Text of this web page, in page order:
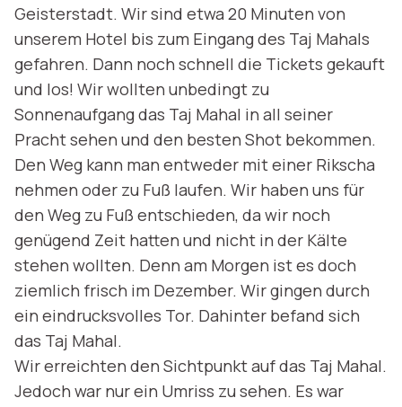
Geisterstadt. Wir sind etwa 20 Minuten von
unserem Hotel bis zum Eingang des Taj Mahals
gefahren. Dann noch schnell die Tickets gekauft
und los! Wir wollten unbedingt zu
Sonnenaufgang das Taj Mahal in all seiner
Pracht sehen und den besten Shot bekommen.
Den Weg kann man entweder mit einer Rikscha
nehmen oder zu Fuß laufen. Wir haben uns für
den Weg zu Fuß entschieden, da wir noch
genügend Zeit hatten und nicht in der Kälte
stehen wollten. Denn am Morgen ist es doch
ziemlich frisch im Dezember. Wir gingen durch
ein eindrucksvolles Tor. Dahinter befand sich
das Taj Mahal.
Wir erreichten den Sichtpunkt auf das Taj Mahal.
Jedoch war nur ein Umriss zu sehen. Es war